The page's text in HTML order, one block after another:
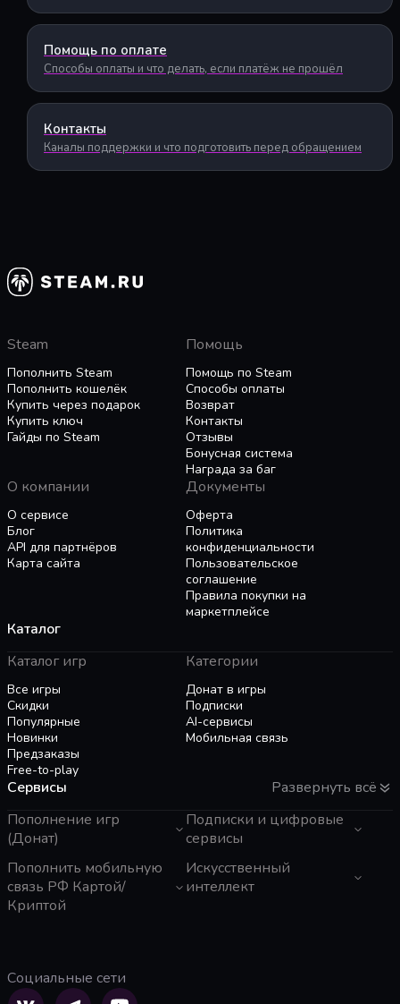
Помощь по оплате
Способы оплаты и что делать, если платёж не прошёл
Контакты
Каналы поддержки и что подготовить перед обращением
Steam
Пополнить Steam
Пополнить кошелёк
Купить через подарок
Купить ключ
Гайды по Steam
Помощь
Помощь по Steam
Способы оплаты
Возврат
Контакты
Отзывы
Бонусная система
Награда за баг
О компании
О сервисе
Блог
API для партнёров
Карта сайта
Документы
Оферта
Политика
конфиденциальности
Пользовательское
соглашение
Правила покупки на
маркетплейсе
Каталог
Каталог игр
Все игры
Скидки
Популярные
Новинки
Предзаказы
Free-to-play
Категории
Донат в игры
Подписки
AI-сервисы
Мобильная связь
Сервисы
Развернуть всё
Пополнение игр
(Донат)
GTA 6
Пополнение Steam
Roblox
Genshin Impact
Whiteout Survival
Mobile Legends
Подписки и цифровые
сервисы
Telegram Звезды
Apple ID
Пополнить мобильную
связь РФ Картой/
Криптой
Beeline (Казахстан)
МТС
Искусственный
интеллект
Социальные сети